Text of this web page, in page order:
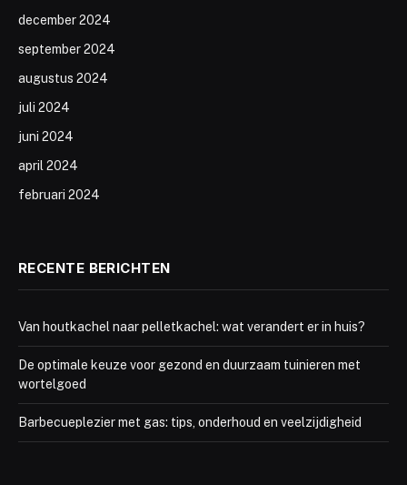
december 2024
september 2024
augustus 2024
juli 2024
juni 2024
april 2024
februari 2024
RECENTE BERICHTEN
Van houtkachel naar pelletkachel: wat verandert er in huis?
De optimale keuze voor gezond en duurzaam tuinieren met
wortelgoed
Barbecueplezier met gas: tips, onderhoud en veelzijdigheid